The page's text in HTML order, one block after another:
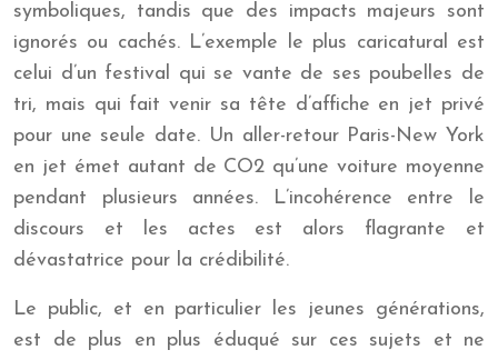
symboliques, tandis que des impacts majeurs sont
ignorés ou cachés. L’exemple le plus caricatural est
celui d’un festival qui se vante de ses poubelles de
tri, mais qui fait venir sa tête d’affiche en jet privé
pour une seule date. Un aller-retour Paris-New York
en jet émet autant de CO2 qu’une voiture moyenne
pendant plusieurs années. L’incohérence entre le
discours et les actes est alors flagrante et
dévastatrice pour la crédibilité.
Le public, et en particulier les jeunes générations,
est de plus en plus éduqué sur ces sujets et ne